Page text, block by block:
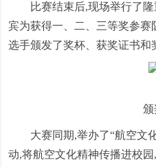
比赛结束后,现场举行了
宾为获得一、二、三等奖参
选手颁发了奖杯、获奖证书和
颁
大赛同期,举办了“航空文
动,将航空文化精神传播进校